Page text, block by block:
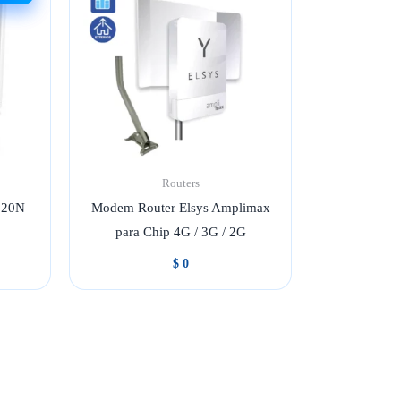
Routers
Modem Router Elsys Amplimax
para Chip 4G / 3G / 2G
$0